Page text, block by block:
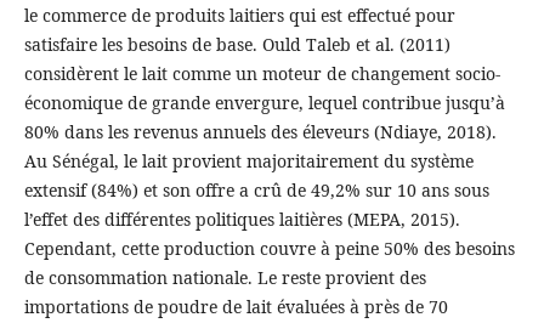
le commerce de produits laitiers qui est effectué pour
satisfaire les besoins de base. Ould Taleb et al. (2011)
considèrent le lait comme un moteur de changement socio-
économique de grande envergure, lequel contribue jusqu’à
80% dans les revenus annuels des éleveurs (Ndiaye, 2018).
Au Sénégal, le lait provient majoritairement du système
extensif (84%) et son offre a crû de 49,2% sur 10 ans sous
l’effet des différentes politiques laitières (MEPA, 2015).
Cependant, cette production couvre à peine 50% des besoins
de consommation nationale. Le reste provient des
importations de poudre de lait évaluées à près de 70